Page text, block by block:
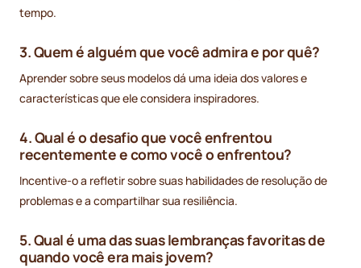
tempo.
3. Quem é alguém que você admira e por quê?
Aprender sobre seus modelos dá uma ideia dos valores e
características que ele considera inspiradores.
4. Qual é o desafio que você enfrentou
recentemente e como você o enfrentou?
Incentive-o a refletir sobre suas habilidades de resolução de
problemas e a compartilhar sua resiliência.
5. Qual é uma das suas lembranças favoritas de
quando você era mais jovem?